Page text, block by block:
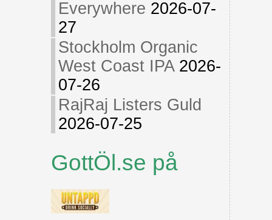
Everywhere 2026-07-
27
Stockholm Organic
West Coast IPA 2026-
07-26
RajRaj Listers Guld
2026-07-25
GottÖl.se på